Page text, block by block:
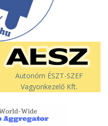
Autonóm ÉSZT-SZEF
Vagyonkezelő Kft.